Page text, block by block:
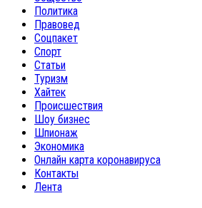
Политика
Правовед
Соцпакет
Спорт
Статьи
Туризм
Хайтек
Происшествия
Шоу бизнес
Шпионаж
Экономика
Онлайн карта коронавируса
Контакты
Лента